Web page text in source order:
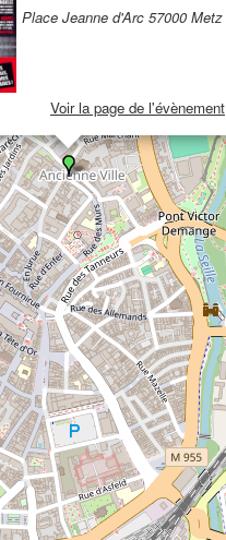
Place Jeanne d'Arc 57000 Metz
Voir la page de l'évènement